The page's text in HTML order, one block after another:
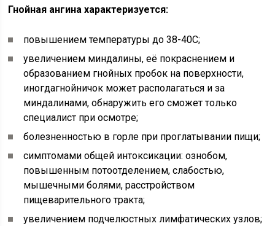
Гнойная ангина характеризуется:
повышением температуры до 38-40С;
увеличением миндалины, её покраснением и
образованием гнойных пробок на поверхности,
иногдагнойничок может располагаться и за
миндалинами, обнаружить его сможет только
специалист при осмотре;
болезненностью в горле при проглатывании пищи;
симптомами общей интоксикации: ознобом,
повышенным потоотделением, слабостью,
мышечными болями, расстройством
пищеварительного тракта;
увеличением подчелюстных лимфатических узлов;